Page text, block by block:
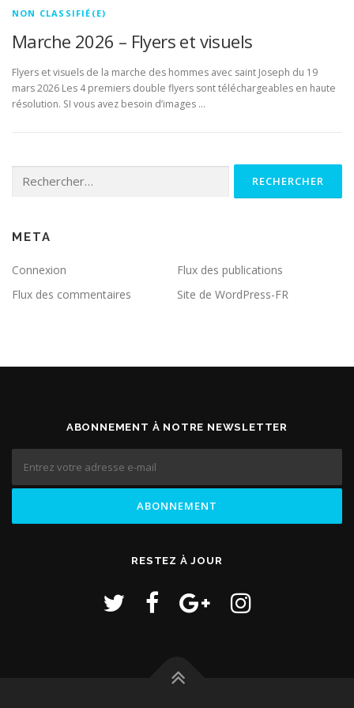
NON CLASSIFIÉ(E)
Marche 2026 – Flyers et visuels
Flyers et visuels de la marche des hommes avec saint Joseph du 19
mars 2026 Les 4 premiers double flyers sont téléchargeables en haute
résolution. SI vous avez besoin d’images …
META
Connexion
Flux des publications
Flux des commentaires
Site de WordPress-FR
ABONNEMENT À NOTRE NEWSLETTER
RESTEZ À JOUR